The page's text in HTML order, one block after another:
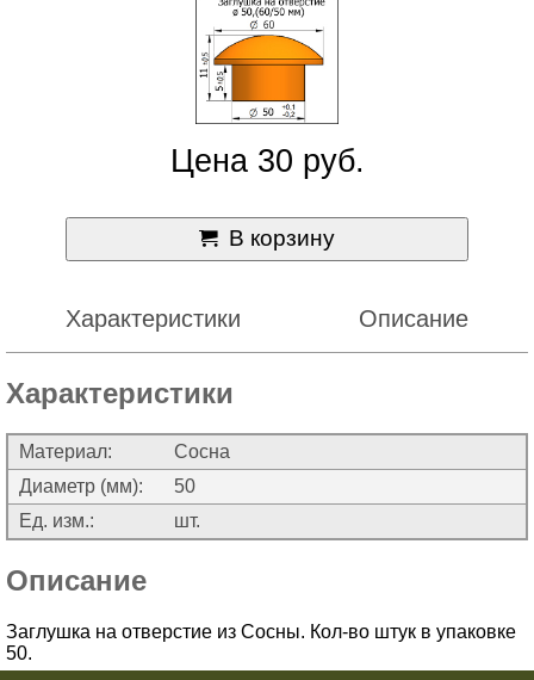
Цена 30 руб.
В корзину
Характеристики Описание
Характеристики
Материал:
Сосна
Диаметр (мм):
50
Ед. изм.:
шт.
Описание
Заглушка на отверстие из Сосны. Кол-во штук в упаковке
50.